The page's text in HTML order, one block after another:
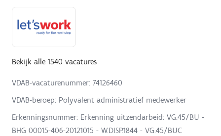
Bekijk alle 1540 vacatures
VDAB-vacaturenummer: 74126460
VDAB-beroep: Polyvalent administratief medewerker
Erkenningsnummer: Erkenning uitzendarbeid: VG.45/BU -
BHG 00015-406-20121015 - W.DISP.1844 - VG.45/BUC